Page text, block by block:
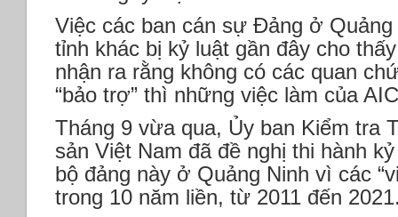
Việc các ban cán sự Đảng ở
tỉnh khác bị kỷ luật gần đây cho
nhận ra rằng không có các quan
“bảo trợ” thì những việc làm của
Tháng 9 vừa qua, Ủy ban Kiểm tra
sản Việt Nam đã đề nghị thi hành
bộ đảng này ở Quảng Ninh vì các
trong 10 năm liền, từ 2011 đến